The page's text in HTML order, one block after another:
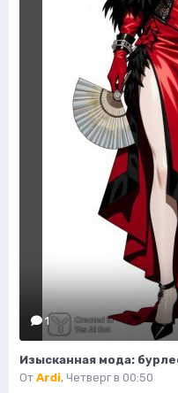
1
От Ardi, Четверг в 00:50